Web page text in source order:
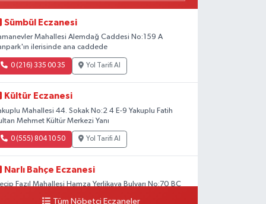
Sümbül Eczanesi
Mahallesi Alemdağ Caddesi No:159 A
ilerisinde ana caddede
0 (216) 335 00 35 Yol Tarifi Al
Kültür Eczanesi
Mahallesi 44. Sokak No:2 4 E-9 Yakuplu Fatih
Mehmet Kültür Merkezi Yanı
0 (555) 804 10 50 Yol Tarifi Al
Narlı Bahçe Eczanesi
Fazıl Mahallesi Hamza Yerlikaya Bulvarı No:70 BC
Tüm Nöbetçi Eczaneler